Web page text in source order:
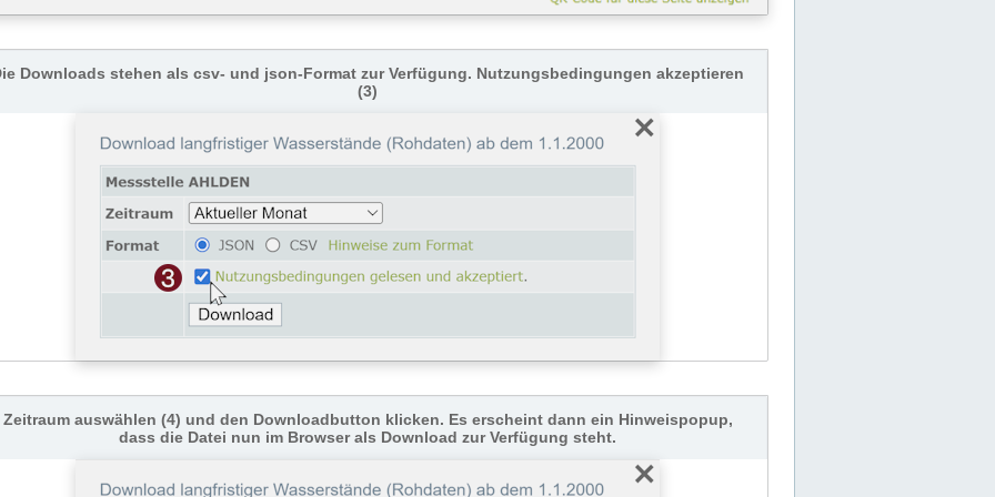
Downloads stehen als csv- und json-Format zur Verfügung. Nutzungsbedingungen akzeptieren
(3)
Zeitraum auswählen (4) und den Downloadbutton klicken. Es erscheint dann ein Hinweispopup,
dass die Datei nun im Browser als Download zur Verfügung steht.